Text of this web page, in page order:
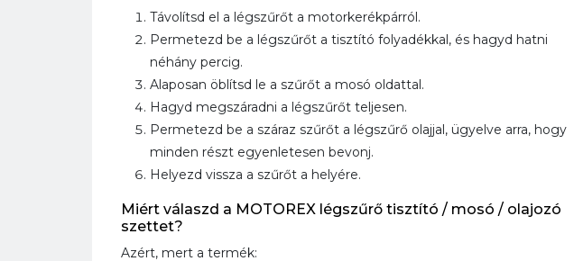
Távolítsd el a légszűrőt a motorkerékpárról.
Permetezd be a légszűrőt a tisztító folyadékkal, és hagyd hatni
néhány percig.
Alaposan öblítsd le a szűrőt a mosó oldattal.
Hagyd megszáradni a légszűrőt teljesen.
Permetezd be a száraz szűrőt a légszűrő olajjal, ügyelve arra, hogy
minden részt egyenletesen bevonj.
Helyezd vissza a szűrőt a helyére.
Miért válaszd a MOTOREX légszűrő tisztító / mosó / olajozó
szettet?
Azért, mert a termék: